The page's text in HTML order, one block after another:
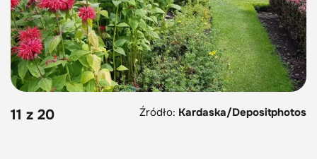
11 z 20 Źródło: Kardaska/Depositphotos